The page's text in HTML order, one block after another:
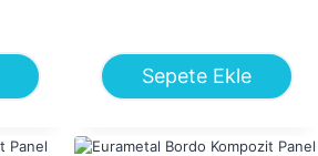
Sepete Ekle